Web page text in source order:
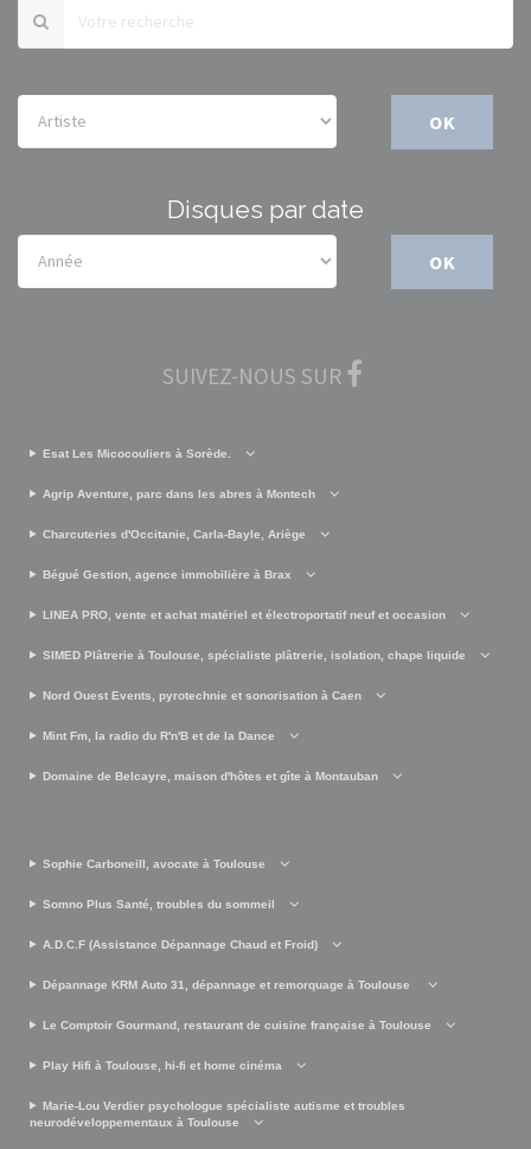
OK
Disques par date
OK
SUIVEZ-NOUS SUR
Esat Les Micocouliers à Sorède.
Agrip Aventure, parc dans les abres à Montech
Charcuteries d'Occitanie, Carla-Bayle, Ariège
Bégué Gestion, agence immobilière à Brax
LINEA PRO, vente et achat matériel et électroportatif neuf et occasion
SIMED Plâtrerie à Toulouse, spécialiste plâtrerie, isolation, chape liquide
Nord Ouest Events, pyrotechnie et sonorisation à Caen
Mint Fm, la radio du R'n'B et de la Dance
Domaine de Belcayre, maison d'hôtes et gîte à Montauban
Sophie Carboneill, avocate à Toulouse
Somno Plus Santé, troubles du sommeil
A.D.C.F (Assistance Dépannage Chaud et Froid)
Dépannage KRM Auto 31, dépannage et remorquage à Toulouse
Le Comptoir Gourmand, restaurant de cuisine française à Toulouse
Play Hifi à Toulouse, hi-fi et home cinéma
Marie-Lou Verdier psychologue spécialiste autisme et troubles
neurodéveloppementaux à Toulouse